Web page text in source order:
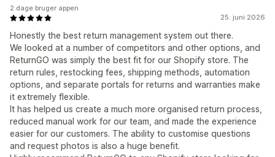
25. juni 2026
Honestly the best return management system out there.
We looked at a number of competitors and other options, and
ReturnGO was simply the best fit for our Shopify store. The
return rules, restocking fees, shipping methods, automation
options, and separate portals for returns and warranties make
it extremely flexible.
It has helped us create a much more organised return process,
reduced manual work for our team, and made the experience
easier for our customers. The ability to customise questions
and request photos is also a huge benefit.
2 dage bruger appen